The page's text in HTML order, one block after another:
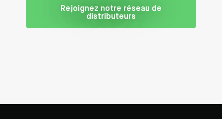
Rejoignez notre réseau de
distributeurs